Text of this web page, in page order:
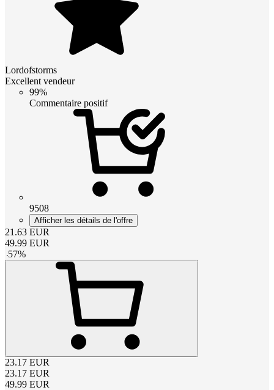
Lordofstorms
Excellent vendeur
99%
Commentaire positif
9508
Afficher les détails de l'offre
21.63 EUR
49.99 EUR
-57%
23.17 EUR
23.17 EUR
49.99 EUR